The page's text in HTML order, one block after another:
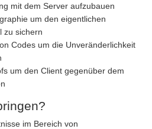
mit dem Server aufzubauen
um den eigentlichen
zu sichern
Codes um die Unveränderlichkeit
um den Client gegenüber dem
im Bereich von